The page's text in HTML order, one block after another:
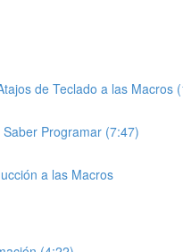
de Teclado a las Macros
Programar (7:47)
a las Macros